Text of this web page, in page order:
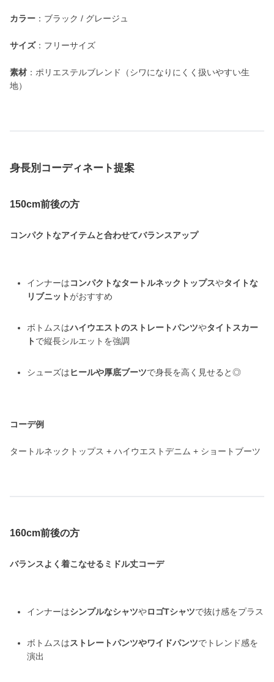
カラー ：ブラック / グレージュ
サイズ：フリーサイズ
素材 ：ポリエステルブレンド（シワになりにくく扱いやすい生
地）
身長別コーディネート提案
150cm前後の方
コンパクトなアイテムと合わせてバランスアップ
インナーはコンパクトなタートルネックトップスやタイトな
リブニットがおすすめ
ボトムスはハイウエストのストレートパンツやタイトスカー
ト で縦長シルエットを強調
シューズはヒールや厚底ブーツで身長を高く見せると◎
コーデ例
タートルネックトップス + ハイウエストデニム + ショートブーツ
160cm前後の方
バランスよく着こなせるミドル丈コーデ
インナーはシンプルなシャツやロゴTシャツで抜け感をプラス
ボトムスはストレートパンツやワイドパンツでトレンド感を
演出